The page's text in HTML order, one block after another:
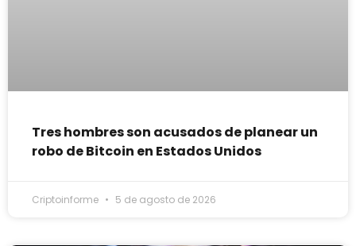
Tres hombres son acusados de planear un
robo de Bitcoin en Estados Unidos
Criptoinforme 5 de agosto de 2026